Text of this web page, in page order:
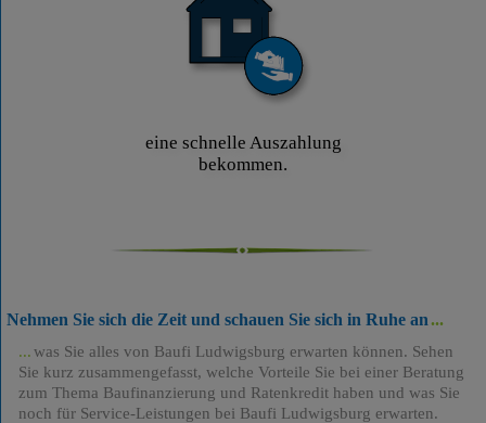
eine schnelle Auszahlung
bekommen.
Nehmen Sie sich die Zeit und schauen Sie sich in Ruhe an
was Sie alles von Baufi Ludwigsburg erwarten können. Sehen
Sie kurz zusammengefasst, welche Vorteile Sie bei einer Beratung
zum Thema Baufinanzierung und Ratenkredit haben und was Sie
noch für Service-Leistungen bei Baufi Ludwigsburg erwarten.